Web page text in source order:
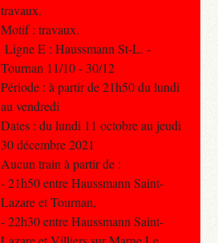
travaux.
Motif : travaux.
Ligne E : Haussmann St-L. -
Tournan 11/10 - 30/12
Période : à partir de 21h50 du lundi
au vendredi
Dates : du lundi 11 octobre au jeudi
30 décembre 2021
Aucun train à partir de :
- 21h50 entre Haussmann Saint-
Lazare et Tournan,
- 22h30 entre Haussmann Saint-